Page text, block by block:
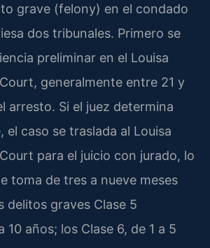
grave (felony) en el condado
dos tribunales. Primero se
preliminar en el Louisa
generalmente entre 21 y
arresto. Si el juez determina
el caso se traslada al Louisa
para el juicio con jurado, lo
toma de tres a nueve meses
delitos graves Clase 5
10 años; los Clase 6, de 1 a 5